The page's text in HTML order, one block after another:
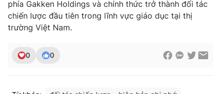
phía Gakken Holdings và chính thức trở thành đối tác
chiến lược đầu tiên trong lĩnh vực giáo dục tại thị
trường Việt Nam.
0 0